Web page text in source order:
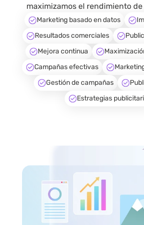
maximizamos el rendimiento
Marketing basado en datos
Resultados comerciales
Mejora continua
Campañas efectivas
Gestión de campañas
Estrategias